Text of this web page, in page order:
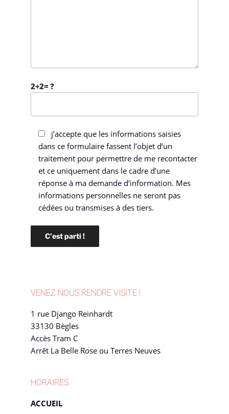
2+2= ?
j’accepte que les informations saisies
dans ce formulaire fassent l’objet d’un
traitement pour permettre de me recontacter
et ce uniquement dans le cadre d’une
réponse à ma demande d’information. Mes
informations personnelles ne seront pas
cédées ou transmises à des tiers.
VENEZ NOUS RENDRE VISITE !
1 rue Django Reinhardt
33130 Bègles
Accès Tram C
Arrêt La Belle Rose ou Terres Neuves
HORAIRES
ACCUEIL